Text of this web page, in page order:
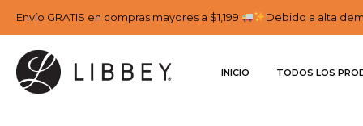
Envío GRATIS en compras mayores a $1,199 Debido a alta
INICIO TODOS LOS